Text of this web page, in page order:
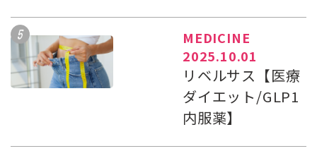
MEDICINE
2025.10.01
リベルサス【医療
ダイエット/GLP1
内服薬】